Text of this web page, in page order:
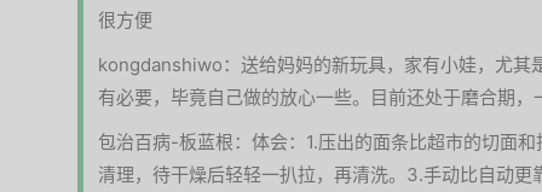
很方便
kongdanshiwo：送给妈妈的新玩具，家有小娃，尤其
有必要，毕竟自己做的放心一些。目前还处于磨合期
包治百病-板蓝根：体会：1.压出的面条比超市的切面
清理，待干燥后轻轻一扒拉，再清洗。3.手动比自动